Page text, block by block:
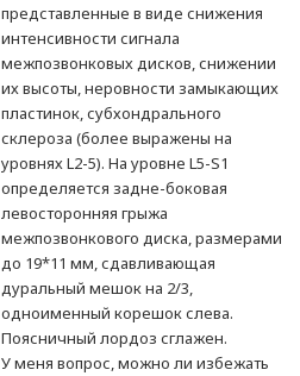
представленные в виде снижения
интенсивности сигнала
межпозвонковых дисков, снижении
их высоты, неровности замыкающих
пластинок, субхондрального
склероза (более выражены на
уровнях L2-5). На уровне L5-S1
определяется задне-боковая
левосторонняя грыжа
межпозвонкового диска, размерами
до 19*11 мм, сдавливающая
дуральный мешок на 2/3,
одноименный корешок слева.
Поясничный лордоз сглажен.
У меня вопрос, можно ли избежать